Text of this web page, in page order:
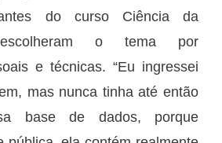
do curso Ciência da
escolheram o tema por
e técnicas. “Eu ingressei
mas nunca tinha até então
base de dados, porque